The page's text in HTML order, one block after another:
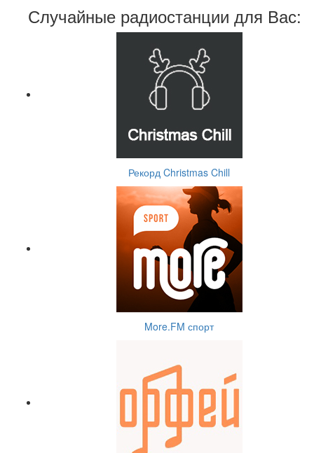
Случайные радиостанции для Вас:
Рекорд Christmas Chill
More.FM спорт